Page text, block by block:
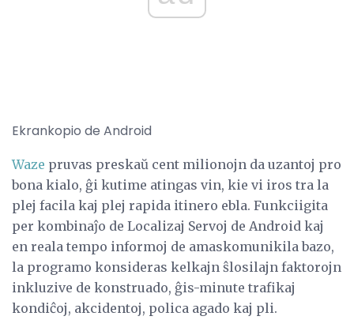
Ekrankopio de Android
Waze pruvas preskaŭ cent milionojn da uzantoj pro
bona kialo, ĝi kutime atingas vin, kie vi iros tra la
plej facila kaj plej rapida itinero ebla. Funkciigita
per kombinaĵo de Localizaj Servoj de Android kaj
en reala tempo informoj de amaskomunikila bazo,
la programo konsideras kelkajn ŝlosilajn faktorojn
inkluzive de konstruado, ĝis-minute trafikaj
kondiĉoj, akcidentoj, polica agado kaj pli.